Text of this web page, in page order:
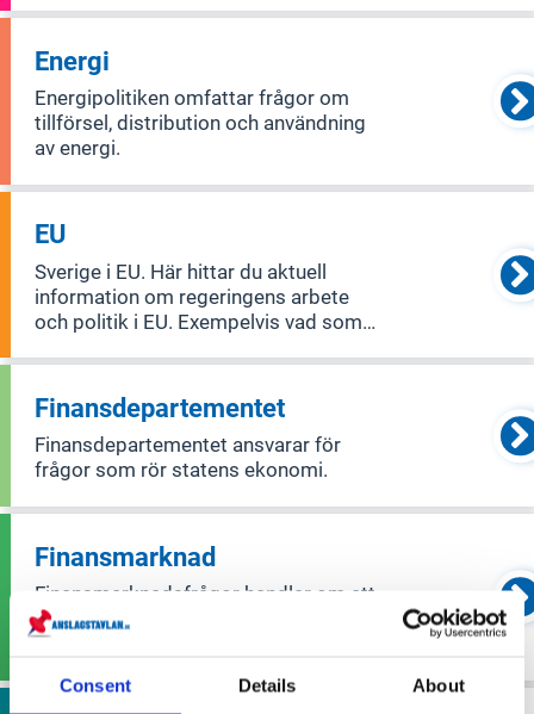
Consent Details About
resurser rättvist mellan människor och
över tid.
Energi
Energipolitiken omfattar frågor om
tillförsel, distribution och användning
av energi.
EU
Sverige i EU. Här hittar du aktuell
information om regeringens arbete
och politik i EU. Exempelvis vad som
rådet och ministerrådet samt vilken
ståndpunkt Sverige har.
Finansdepartementet
Finansdepartementet ansvarar för
frågor som rör statens ekonomi.
Finansmarknad
Finansmarknadsfrågor handlar om att
övervaka och analysera hur banker,
försäkringar och
Huvudfokus ligger på att säkerställa